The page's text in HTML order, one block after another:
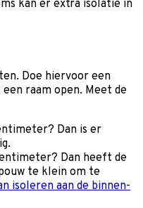
kan er extra isolatie in
Doe hiervoor een
raam open. Meet de
Dan is er
Dan heeft de
te klein om te
isoleren aan de binnen-